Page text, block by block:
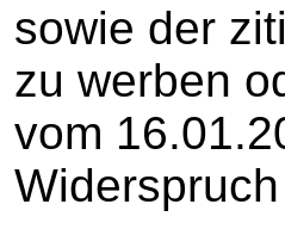
sowie der
zu werben
vom